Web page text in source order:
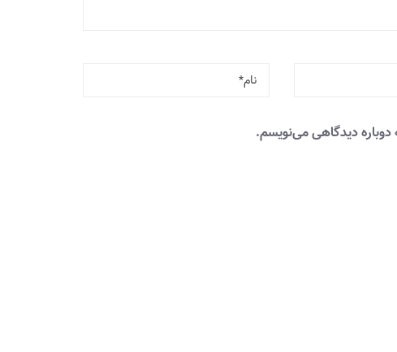
دوباره دیدگاهی می‌نویسم.